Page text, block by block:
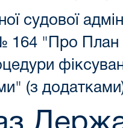
судової
164 "Про План
(з